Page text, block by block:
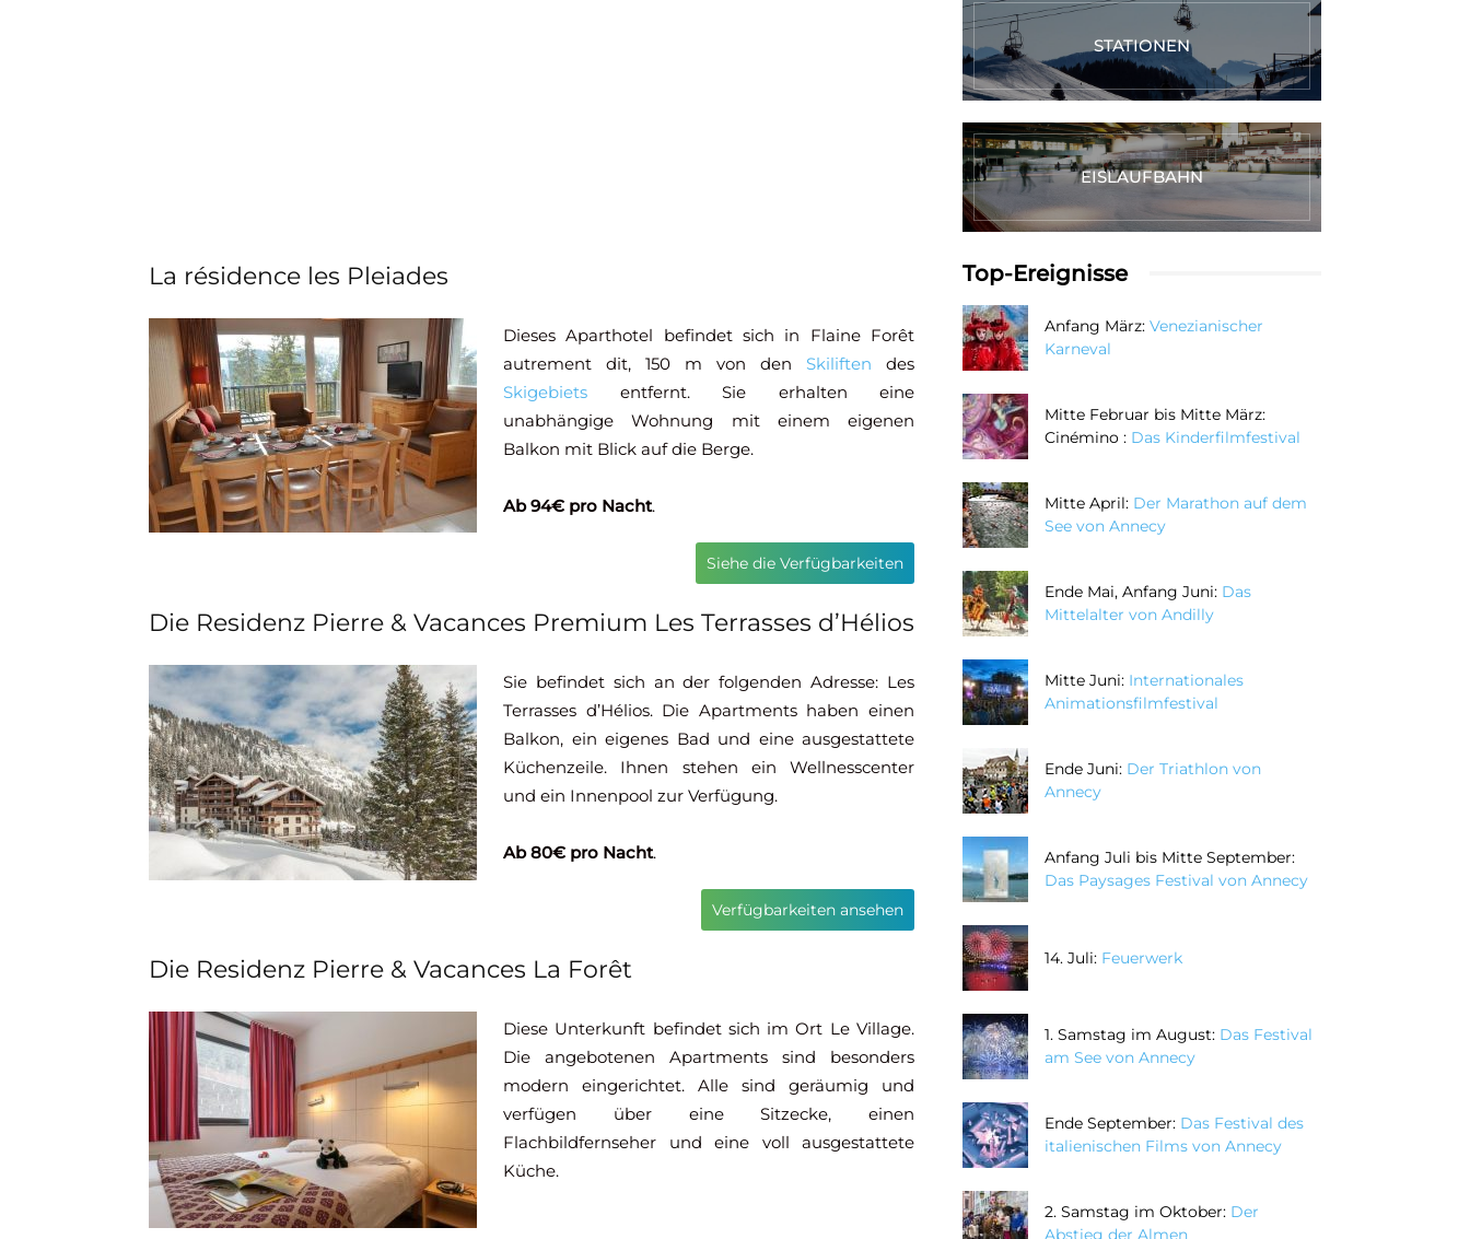
La résidence les Pleiades
Dieses Aparthotel befindet sich in Flaine Forêt
autrement dit, 150 m von den Skiliften des
Skigebiets entfernt. Sie erhalten eine
unabhängige Wohnung mit einem eigenen
Balkon mit Blick auf die Berge.
Ab 94€ pro Nacht.
Siehe die Verfügbarkeiten
Die Residenz Pierre & Vacances Premium Les Terrasses d’Hélios
Sie befindet sich an der folgenden Adresse: Les
Terrasses d’Hélios. Die Apartments haben einen
Balkon, ein eigenes Bad und eine ausgestattete
Küchenzeile. Ihnen stehen ein Wellnesscenter
und ein Innenpool zur Verfügung.
Ab 80€ pro Nacht.
Verfügbarkeiten ansehen
Die Residenz Pierre & Vacances La Forêt
Diese Unterkunft befindet sich im Ort Le Village.
Die angebotenen Apartments sind besonders
modern eingerichtet. Alle sind geräumig und
verfügen über eine Sitzecke, einen
Flachbildfernseher und eine voll ausgestattete
Küche.
STATIONEN
EISLAUFBAHN
Top-Ereignisse
Anfang März: Venezianischer
Karneval
Mitte Februar bis Mitte März:
Cinémino : Das Kinderfilmfestival
Mitte April: Der Marathon auf dem
See von Annecy
Ende Mai, Anfang Juni: Das
Mittelalter von Andilly
Mitte Juni: Internationales
Animationsfilmfestival
Ende Juni: Der Triathlon von
Annecy
Anfang Juli bis Mitte September:
Das Paysages Festival von Annecy
14. Juli: Feuerwerk
1. Samstag im August: Das Festival
am See von Annecy
Ende September: Das Festival des
italienischen Films von Annecy
2. Samstag im Oktober: Der
Abstieg der Almen